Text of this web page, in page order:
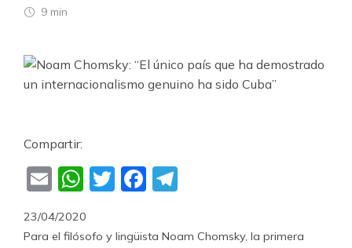
9 min
Compartir:
EmailWhatsApp
TwitterFacebook
23/04/2020
Para el filósofo y lingüista Noam Chomsky, la primera